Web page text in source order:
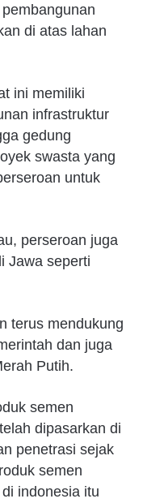
di atas lahan
ini memiliki
infrastruktur
gedung
swasta yang
untuk
perseroan juga
Jawa seperti
terus mendukung
dan juga
Putih.
semen
dipasarkan di
penetrasi sejak
semen
indonesia itu